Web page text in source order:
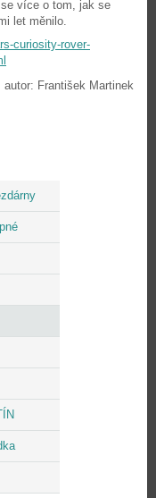
více o tom, jak se
let měnilo.
curiosity-rover-
autor: František Martinek